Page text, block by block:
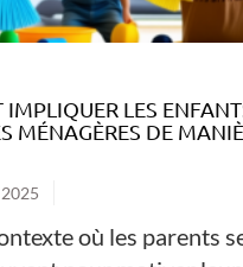
LES
MÉNAGÈRES DE
où les parents